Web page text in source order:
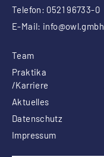
Telefon: 0521 96733-0
E-Mail: info@owl.gmbh
Team
Praktika
/Karriere
Aktuelles
Datenschutz
Impressum